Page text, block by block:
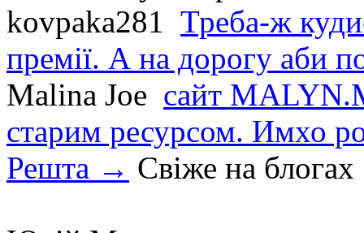
kovpaka281 Треба-ж
премії. А на дорогу аби
Malina Joe сайт
старим ресурсом. Имхо
Решта → Свіже на блогах